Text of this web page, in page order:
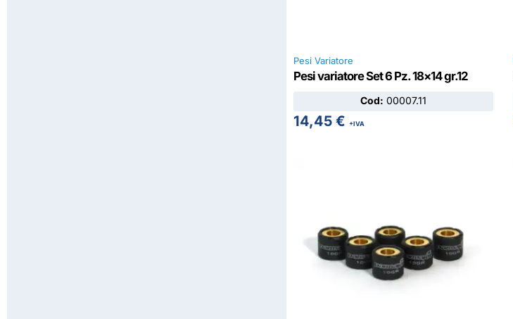
Pesi Variatore
Pesi variatore Set 6 Pz. 18×14 gr.12
Cod: 00007.11
14,45€ +IVA